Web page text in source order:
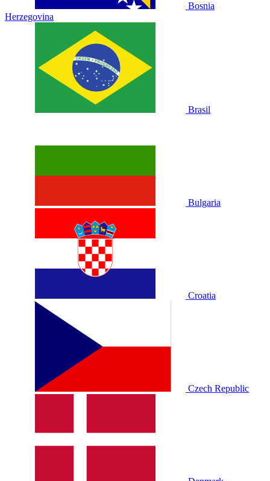
Bosnia
Herzegovina
Brasil
Bulgaria
Croatia
Czech Republic